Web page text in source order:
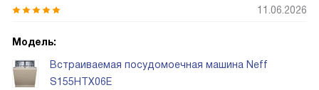
11.06.2026
Модель:
Встраиваемая посудомоечная машина Neff
S155HTX06E